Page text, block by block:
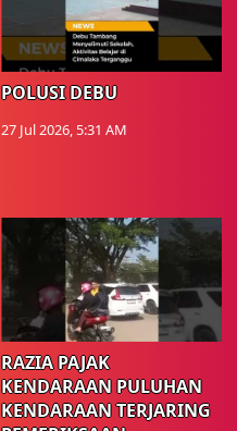
POLUSI DEBU
27 Jul 2026, 5:31 AM
RAZIA PAJAK
KENDARAAN PULUHAN
KENDARAAN TERJARING